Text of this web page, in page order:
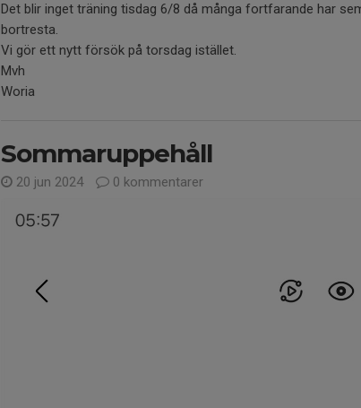
Det blir inget träning tisdag 6/8 då många fortfarande har
bortresta.
Vi gör ett nytt försök på torsdag istället.
Mvh
Woria
Sommaruppehåll
20 jun 2024 0 kommentarer